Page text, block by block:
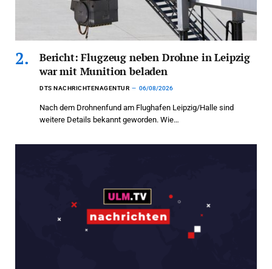
Bericht: Flugzeug neben Drohne in Leipzig
war mit Munition beladen
DTS NACHRICHTENAGENTUR 06/08/2026
Nach dem Drohnenfund am Flughafen Leipzig/Halle sind
weitere Details bekannt geworden. Wie…